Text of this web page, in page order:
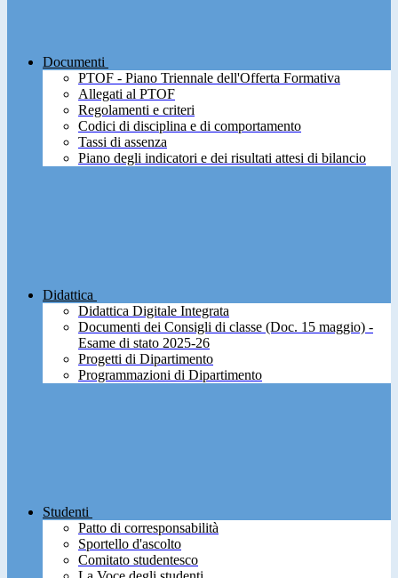
Documenti
PTOF - Piano Triennale dell'Offerta Formativa
Allegati al PTOF
Regolamenti e criteri
Codici di disciplina e di comportamento
Tassi di assenza
Piano degli indicatori e dei risultati attesi di bilancio
Didattica
Didattica Digitale Integrata
Documenti dei Consigli di classe (Doc. 15 maggio) -
Esame di stato 2025-26
Progetti di Dipartimento
Programmazioni di Dipartimento
Studenti
Patto di corresponsabilità
Sportello d'ascolto
Comitato studentesco